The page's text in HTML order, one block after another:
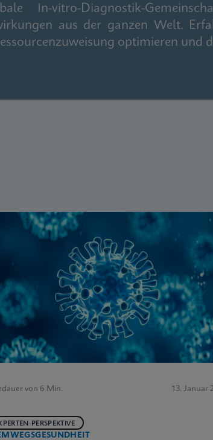
In-vitro-Diagnostik-
aus der ganzen Welt.
optimieren und
von 6 Min. 13. Januar
PERSPEKTIVE